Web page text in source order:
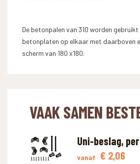
De betonpalen van 310 worden
betonplaten op elkaar met daarboven
scherm van 180 x180.
VAAK SAMEN
Uni-beslag,
vanaf € 2,06